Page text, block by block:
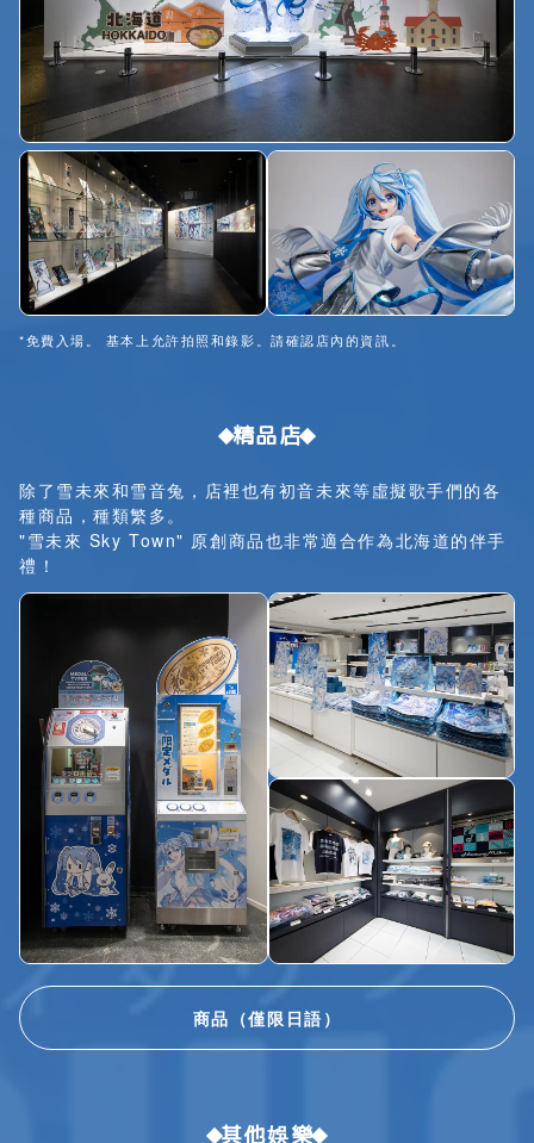
*免費入場。 基本上允許拍照和錄影。請確認店內的資訊。
精品店
除了雪未來和雪音兔，店裡也有初音未來等虛擬歌手們的各
種商品，種類繁多。
"雪未來 Sky Town" 原創商品也非常適合作為北海道的伴手
禮！
商品（僅限日語）
其他娛樂